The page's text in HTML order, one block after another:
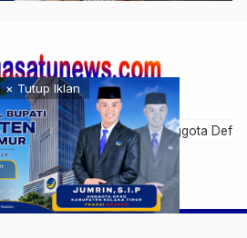
AnggotaDisclaimerGrup Anggota
× Tutup Iklan